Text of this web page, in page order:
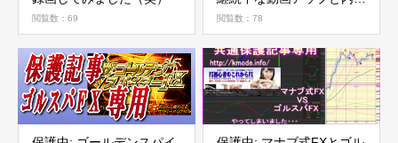
閲覧数：69
検証の件
閲覧数：78